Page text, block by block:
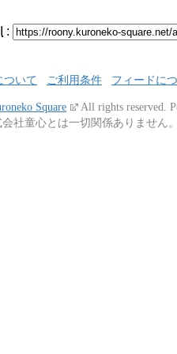
:
ついて ご利用条件 フィードに
Square All rights reserved.
社童心とは一切関係ありません。